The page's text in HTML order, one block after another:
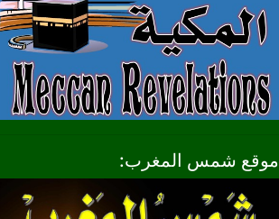
موقع شمس المغرب: